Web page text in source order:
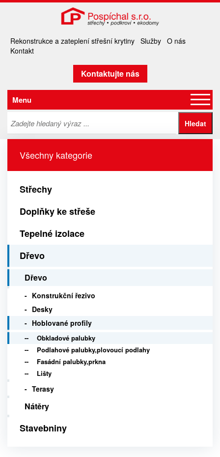
Rekonstrukce a zateplení střešní krytiny Služby O nás
Kontakt
Kontaktujte nás
Menu
Všechny kategorie
Střechy
Doplňky ke střeše
Tepelné izolace
Dřevo
Dřevo
Konstrukční řezivo
Desky
Hoblované profily
Obkladové palubky
Podlahové palubky,plovoucí podlahy
Fasádní palubky,prkna
Lišty
Terasy
Nátěry
Stavebniny